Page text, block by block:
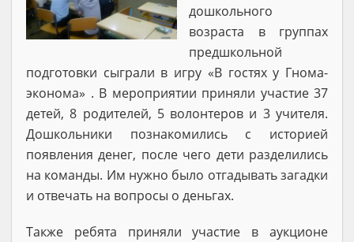
дошкольного
возраста в группах
предшкольной
подготовки сыграли в игру «В гостях у Гнома-
эконома» . В мероприятии приняли участие 37
детей, 8 родителей, 5 волонтеров и 3 учителя.
Дошкольники познакомились с историей
появления денег, после чего дети разделились
на команды. Им нужно было отгадывать загадки
и отвечать на вопросы о деньгах.
Также ребята приняли участие в аукционе